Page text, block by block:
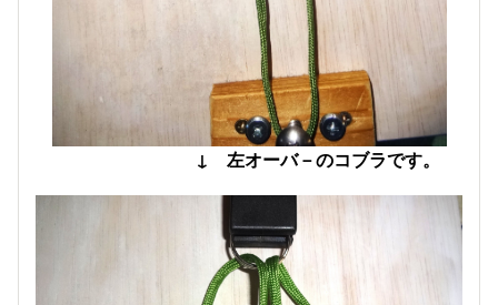
↓ 左オーバ－のコブラです。